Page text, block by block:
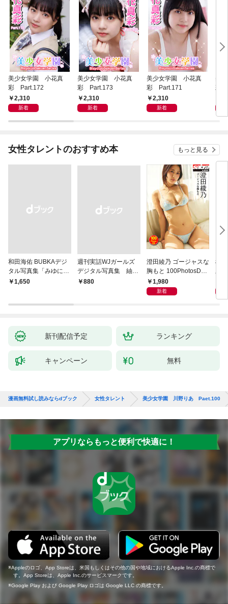
美少女学園 小花真
彩 Part.172
2,310
新着
美少女学園 小花真
彩 Part.173
2,310
新着
美少女学園 小花真
彩 Part.171
2,310
新着
美
彩
女性タレントのおすすめ本 もっと見る
和田海佑 BUBKAデジ
タル写真集「みゆに夢
中。」
￥1,650
週刊実話WJガールズ
デジタル写真集 紬柊
「あなたに触れたい」
￥880
澄田綾乃 ゴージャスな
胸もと 100PhotosDX
[sabra net e-Book]
1,980
新着
横
新刊配信予定 ランキング
キャンペーン 無料
漫画無料試し読みならdブック 女性タレント 美少女学園 川野りあ Paet.100
アプリならもっと便利で快適に！
Appleのロゴ、App Storeは、米国もしくはその他の国や地域におけるApple Inc.の商標で
す。App Storeは、Apple Inc.のサービスマークです。
Google Play および Google Play ロゴは Google LLC の商標です。